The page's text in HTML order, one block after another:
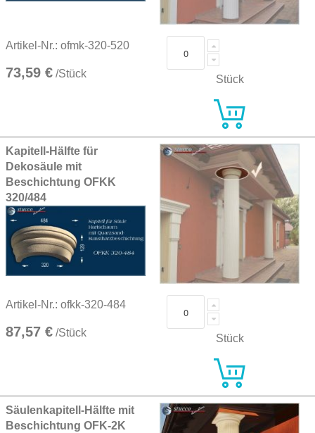
Artikel-Nr.: ofmk-320-520
73,59 € /Stück Stück
Kapitell-Hälfte für
Dekosäule mit
Beschichtung OFKK
320/484
Artikel-Nr.: ofkk-320-484
87,57 € /Stück Stück
Säulenkapitell-Hälfte mit
Beschichtung OFK-2K